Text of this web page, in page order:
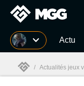
MGG Actu
/ Actualités jeux